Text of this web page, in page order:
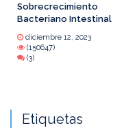
Sobrecrecimiento
Bacteriano Intestinal
diciembre 12, 2023
(150647)
(3)
Etiquetas